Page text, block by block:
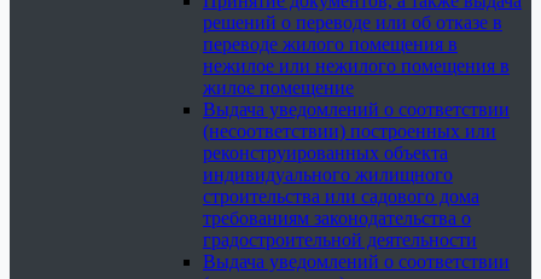
решений о переводе или об отказе в
переводе жилого помещения в
нежилое или нежилого помещения в
жилое помещение
Выдача уведомлений о соответствии
(несоответствии) построенных или
реконструированных объекта
индивидуального жилищного
строительства или садового дома
требованиям законодательства о
градостроительной деятельности
Выдача уведомлений о соответствии